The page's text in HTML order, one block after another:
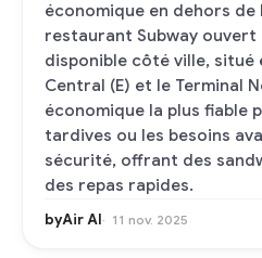
économique en dehors
restaurant Subway ouvert
disponible côté ville, situé
Central (E) et le Terminal
économique la plus fiable
tardives ou les besoins
sécurité, offrant des
des repas rapides.
byAir AI 11 nov. 2025